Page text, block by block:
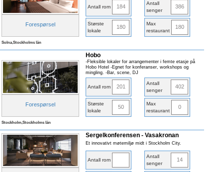
Forespørsel
Antall rom 184
Antall
senger
386
Største
lokale
180
Max
restaurant
180
Solna,Stockholms län
Forespørsel
Hobo
-Fleksible lokaler for arrangementer i femte etasje på
Hobo Hotel -Egnet for konferanser, workshops og
mingling. -Bar, scene, DJ
Antall rom 201
Antall
senger
402
Største
lokale
50
Max
restaurant
0
Stockholm,Stockholms län
Sergelkonferensen - Vasakronan
Et innovativt møtemiljø midt i Stockholm City.
Antall rom
Antall
senger
14